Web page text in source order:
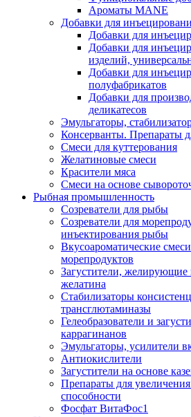
Ароматы MANE
Добавки для
Добавки для
Добавки для
изделий,
Добавки для
полуфабрикатов
Добавки для
деликатесов
Эмульгаторы,
Консерванты. Препараты
Смеси для куттерования
Желатиновые смеси
Красители мяса
Смеси на основе
Рыбная промышленность
Созреватели для рыбы
Созреватели для
инъектирования рыбы
Вкусоароматические
морепродуктов
Загустители, желирующие
желатина
Стабилизаторы
трансглютаминазы
Гелеобразователи и
каррагинанов
Эмульгаторы, усилители
Антиокислители
Загустители на основе
Препараты для
способности
Фосфат ВитаФос1